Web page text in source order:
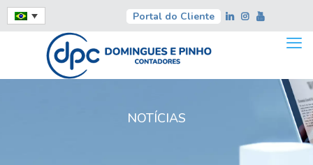
Portal do Cliente
NOTÍCIAS